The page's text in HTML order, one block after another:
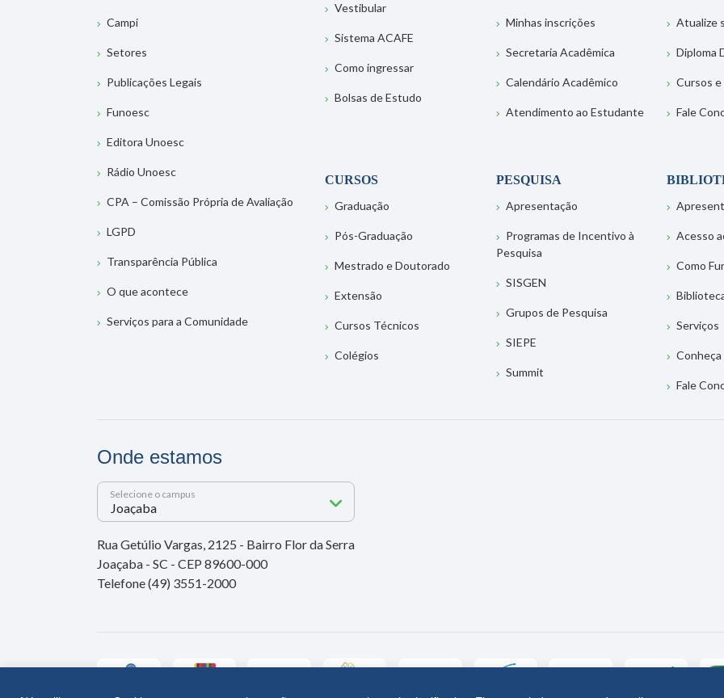
Campi
Setores
Publicações Legais
Funoesc
Editora Unoesc
Rádio Unoesc
CPA – Comissão Própria de Avaliação
LGPD
Transparência Pública
O que acontece
Serviços para a Comunidade
Vestibular
Sistema ACAFE
Como ingressar
Bolsas de Estudo
Minhas inscrições
Secretaria Acadêmica
Calendário Acadêmico
Atendimento ao Estudante
Atualize
Diploma
Cursos
Fale
CURSOS
Graduação
Pós-Graduação
Mestrado e Doutorado
Extensão
Cursos Técnicos
Colégios
PESQUISA
Apresentação
Programas de Incentivo à
Pesquisa
SISGEN
Grupos de Pesquisa
SIEPE
Summit
Acesso
Como
Serviços
Fale
Onde estamos
Selecione o campus
Rua Getúlio Vargas, 2125 - Bairro Flor da Serra
Joaçaba - SC - CEP 89600-000
Telefone (49) 3551-2000